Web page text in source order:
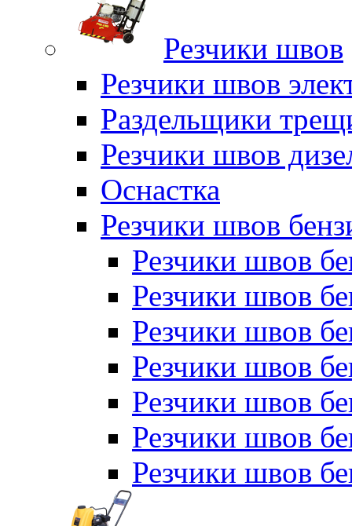
Резчики швов
Резчики швов
Раздельщики
Резчики швов
Оснастка
Резчики швов
Резчики швов
Резчики швов
Резчики швов
Резчики швов
Резчики швов
Резчики швов
Резчики швов